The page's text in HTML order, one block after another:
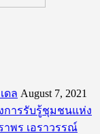
ดล August 7, 2021
การรับรู้ชุมชนแห่ง
าพร เอราวรรณ์